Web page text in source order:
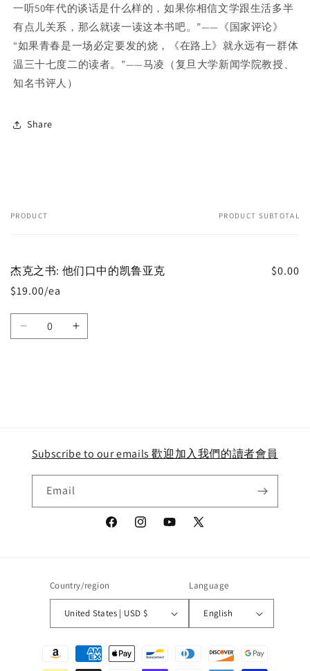
一听50年代的谈话是什么样的，如果你相信文学跟生活多半
有点儿关系，那么就读一读这本书吧。”——《国家评论》
“如果青春是一场必定要发的烧，《在路上》就永远有一群体
温三十七度二的读者。”——马凌（复旦大学新闻学院教授、
知名书评人）
Share
Your
PRODUCT PRODUCT SUBTOTAL
杰克之书: 他们口中的凯鲁亚克
$19.00/ea
$0.00
Quantity
Decrease Increase
Subscribe to our emails 歡迎加入我們的讀者會員
Email
FacebookInstagramYouTube
X
Country/region
United States | USD $
Language
English
Payment